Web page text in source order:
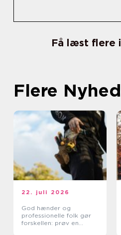
Få læst flere
Flere
22. juli 2026
God hænder og
professionelle folk gør
forskellen: prøv en